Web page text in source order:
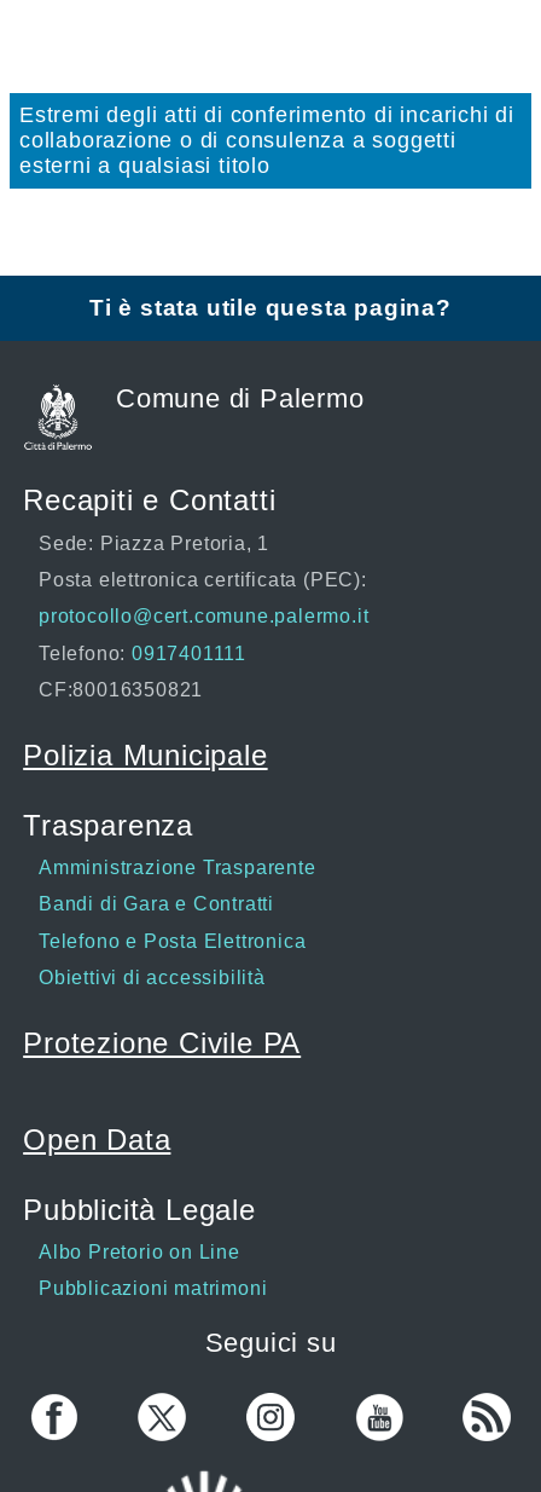
Estremi degli atti di conferimento di incarichi di
collaborazione o di consulenza a soggetti
esterni a qualsiasi titolo
Ti è stata utile questa pagina?
Comune di Palermo
Recapiti e Contatti
Sede: Piazza Pretoria, 1
Posta elettronica certificata (PEC):
protocollo@cert.comune.palermo.it
Telefono: 0917401111
CF:80016350821
Polizia Municipale
Trasparenza
Amministrazione Trasparente
Bandi di Gara e Contratti
Telefono e Posta Elettronica
Obiettivi di accessibilità
Protezione Civile PA
Open Data
Pubblicità Legale
Albo Pretorio on Line
Pubblicazioni matrimoni
Seguici su